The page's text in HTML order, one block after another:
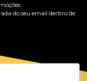
do seu email dentro de